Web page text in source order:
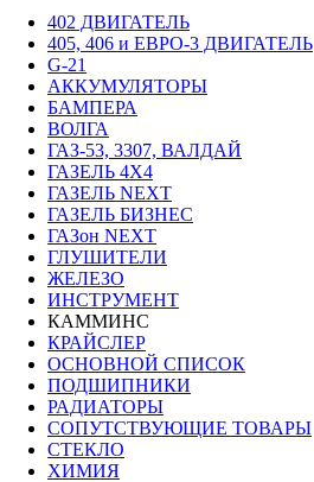
402 ДВИГАТЕЛЬ
405, 406 и ЕВРО-3 ДВИГАТЕЛЬ
G-21
АККУМУЛЯТОРЫ
БАМПЕРА
ВОЛГА
ГАЗ-53, 3307, ВАЛДАЙ
ГАЗЕЛЬ 4Х4
ГАЗЕЛЬ NEXT
ГАЗЕЛЬ БИЗНЕС
ГАЗон NEXT
ГЛУШИТЕЛИ
ЖЕЛЕЗО
ИНСТРУМЕНТ
КАММИНС
КРАЙСЛЕР
ОСНОВНОЙ СПИСОК
ПОДШИПНИКИ
РАДИАТОРЫ
СОПУТСТВУЮЩИЕ ТОВАРЫ
СТЕКЛО
ХИМИЯ